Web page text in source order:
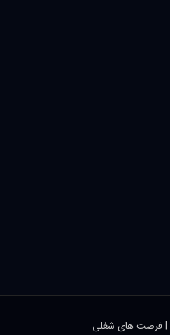
|فرصت های شغلی